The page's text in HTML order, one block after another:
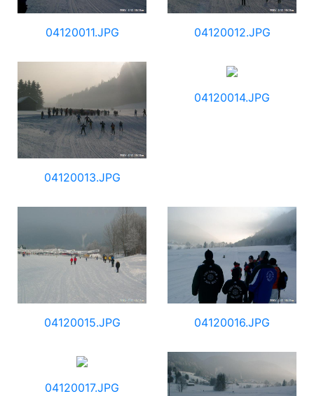
04120011.JPG 04120012.JPG
04120013.JPG
04120014.JPG
04120015.JPG 04120016.JPG
04120017.JPG